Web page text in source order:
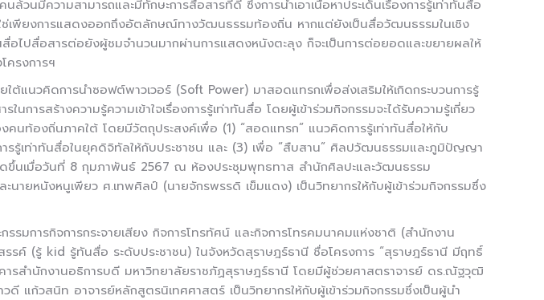
นมีความสามารถและมีทักษะการสื่อสารที่ดี ซึ่งการนำเอาเนื้อหาประเด็นเรื่องการรู้เท่าทันสื่อ
เพียงการแสดงออกถึงอัตลักษณ์ทางวัฒนธรรมท้องถิ่น หากแต่ยังเป็นสื่อวัฒนธรรมในเชิง
สื่อไปสื่อสารต่อยังผู้ชมจำนวนมากผ่านการแสดงหนังตะลุง ก็จะเป็นการต่อยอดและขยายผลให้
ครงการฯ
แนวคิดการนำซอฟต์พาวเวอร์ (Soft Power) มาสอดแทรกเพื่อส่งเสริมให้เกิดกระบวนการรู้
ารสร้างความรู้ความเข้าใจเรื่องการรู้เท่าทันสื่อ โดยผู้เข้าร่วมกิจกรรมจะได้รับความรู้เกี่ยว
ท้องถิ่นภาคใต้ โดยมีวัตถุประสงค์เพื่อ (1) “สอดแทรก” แนวคิดการรู้เท่าทันสื่อให้กับ
รรู้เท่าทันสื่อในยุคดิจิทัลให้กับประชาชน และ (3) เพื่อ “สืบสาน” ศิลปวัฒนธรรมและภูมิปัญญา
นเมื่อวันที่ 8 กุมภาพันธ์ 2567 ณ ห้องประชุมพุทธทาส สำนักศิลปะและวัฒนธรรม
ยหนังหนูเพียว ศ.เทพศิลป์ (นายจักรพรรดิ เข็มแดง) เป็นวิทยากรให้กับผู้เข้าร่วมกิจกรรมซึ่ง
การกิจการกระจายเสียง กิจการโทรทัศน์ และกิจการโทรคมนาคมแห่งชาติ (สำนักงาน
รค์ (รู้ kid รู้ทันสื่อ ระดับประชาชน) ในจังหวัดสุราษฎร์ธานี ชื่อโครงการ “สุราษฎร์ธานี มีฤทธิ์
สำนักงานอธิการบดี มหาวิทยาลัยราชภัฏสุราษฎร์ธานี โดยมีผู้ช่วยศาสตราจารย์ ดร.ณัฐวุฒิ
แก้วสนิท อาจารย์หลักสูตรนิเทศศาสตร์ เป็นวิทยากรให้กับผู้เข้าร่วมกิจกรรมซึ่งเป็นผู้นำ